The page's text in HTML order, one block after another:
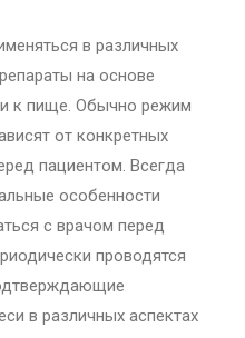
в различных
на основе
к пище. Обычно режим
от конкретных
пациентом. Всегда
особенности
с врачом перед
проводятся
в различных аспектах